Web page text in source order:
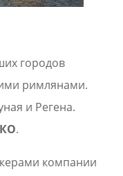
городов
римлянами.
и Регена.
.
компании